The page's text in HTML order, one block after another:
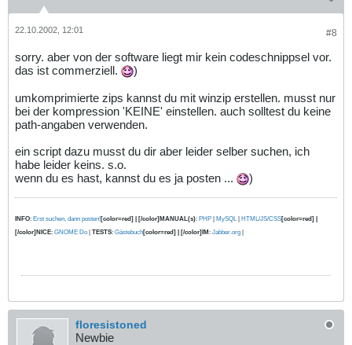
#8
22.10.2002, 12:01
sorry. aber von der software liegt mir kein codeschnippsel vor.
das ist commerziell.
)
umkomprimierte zips kannst du mit winzip erstellen. musst nur
bei der kompression 'KEINE' einstellen. auch solltest du keine
path-angaben verwenden.
ein script dazu musst du dir aber leider selber suchen, ich
habe leider keins. s.o.
wenn du es hast, kannst du es ja posten ...
)
INFO: Erst suchen, dann posten![color=red] | [/color]MANUAL(s): PHP MySQL| HTML/JS/CSS[color=red] |
[/color]NICE: GNOME Do TESTS: Gästebuch[color=red] | [/color]IM : Jabber.org
floresistoned
Newbie